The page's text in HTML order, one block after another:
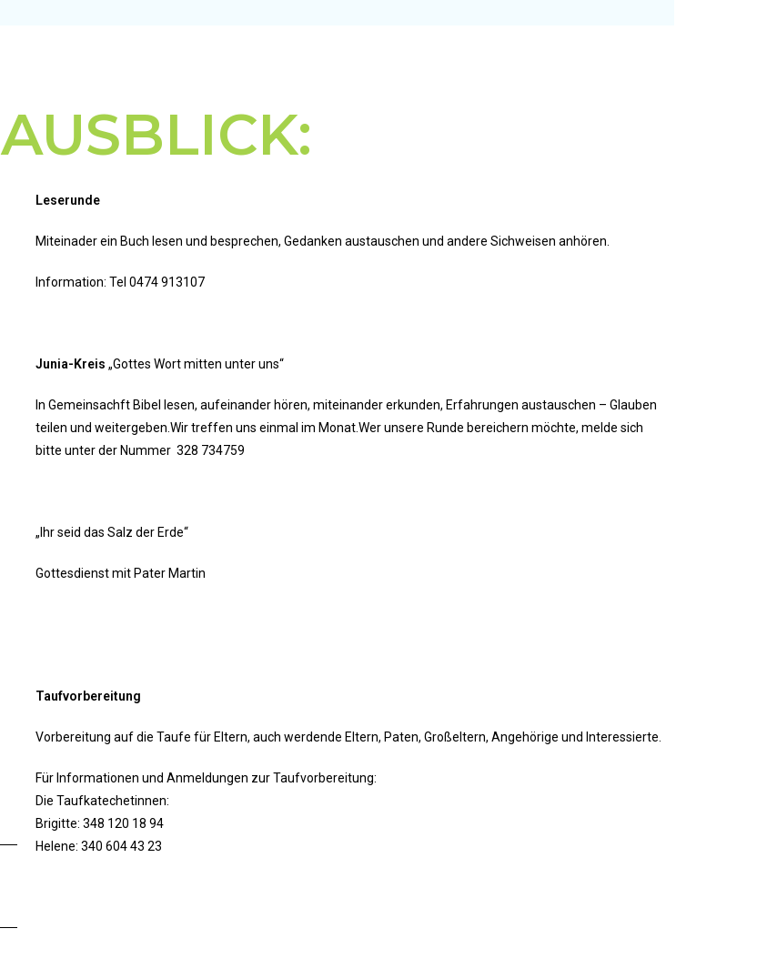
AUSBLICK:
Leserunde
Miteinader ein Buch lesen und besprechen, Gedanken austauschen und andere Sichweisen anhören.
Information: Tel 0474 913107
Junia-Kreis „Gottes Wort mitten unter uns“
In Gemeinsachft Bibel lesen, aufeinander hören, miteinander erkunden, Erfahrungen austauschen – Glauben
teilen und weitergeben.Wir treffen uns einmal im Monat.Wer unsere Runde bereichern möchte, melde sich
bitte unter der Nummer 328 734759
„Ihr seid das Salz der Erde“
Gottesdienst mit Pater Martin
Taufvorbereitung
Vorbereitung auf die Taufe für Eltern, auch werdende Eltern, Paten, Großeltern, Angehörige und Interessierte.
Für Informationen und Anmeldungen zur Taufvorbereitung:
Die Taufkatechetinnen:
Brigitte: 348 120 18 94
Helene: 340 604 43 23